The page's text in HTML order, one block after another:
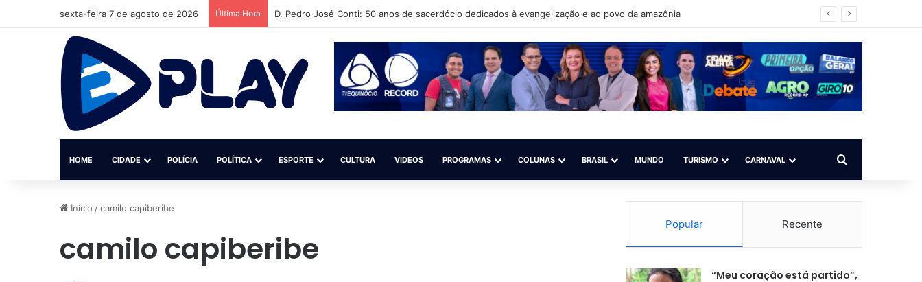
sexta-feira 7 de agosto de 2026 Última Hora D. Pedro José Conti: 50 anos de sacerdócio dedicados à evangelização e ao povo da amazônia
HOME CIDADE POLÍCIA POLÍTICA ESPORTE CULTURA VIDEOS PROGRAMAS COLUNAS BRASIL MUNDO TURISMO CARNAVAL Procurar por
Início /camilo capiberibe
camilo capiberibe
Popular Recente
“Meu coração está partido”,